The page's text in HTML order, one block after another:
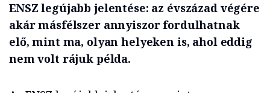
ENSZ legújabb jelentése: az évszázad végére
akár másfélszer annyiszor fordulhatnak
elő, mint ma, olyan helyeken is, ahol eddig
nem volt rájuk példa.